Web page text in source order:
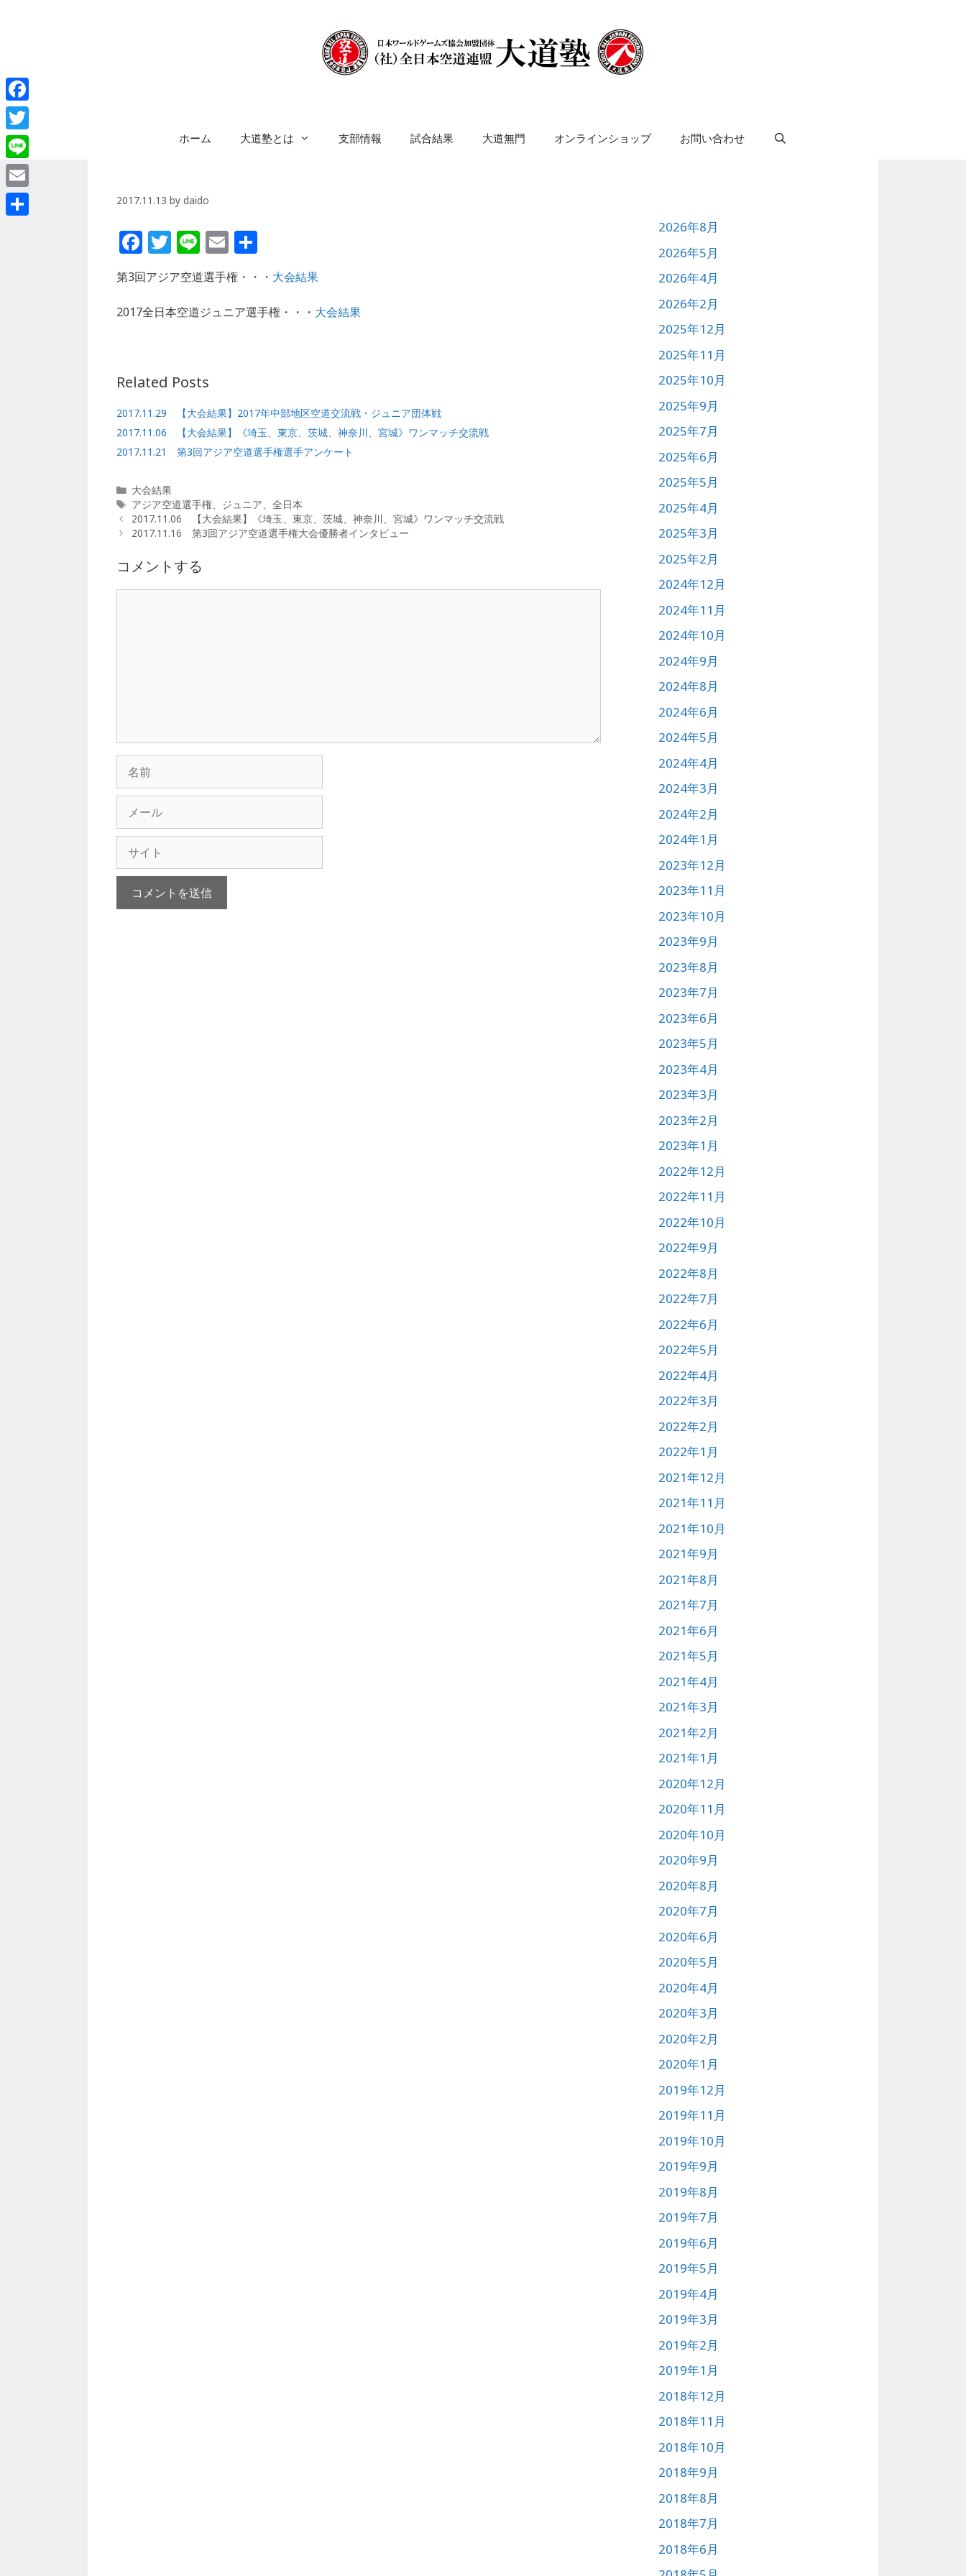
ツ
へ
ス
キ
ッ
プ
ホーム 大道塾とは 支部情報 試合結果 大道無門 オンラインショップ お問い合わせ
2017.11.13 by daido
F
a
c
e
o
k
T
w
itt
e
Li
n
e
E
m
ai
l
有
第3回アジア空道選手権・・・ 大会結果
2017全日本空道ジュニア選手権・・・ 大会結果
Related Posts
2017.11.29 【大会結果】2017年中部地区空道交流戦・ジュニア団体戦
2017.11.06 【大会結果】《埼玉、東京、茨城、神奈川、宮城》ワンマッチ交流戦
2017.11.21 第3回アジア空道選手権選手アンケート
カ
テ
ゴ
リ
大会結果
タ
グ
アジア空道選手権、 ジュニア、全日本
2017.11.06 【大会結果】《埼玉、東京、茨城、神奈川、宮城》ワンマッチ交流戦
2017.11.16 第3回アジア空道選手権大会優勝者インタビュー
コメントする
ル
ト
2026年8月
2026年5月
2026年4月
2026年2月
2025年12月
2025年11月
2025年10月
2025年9月
2025年7月
2025年6月
2025年5月
2025年4月
2025年3月
2025年2月
2024年12月
2024年11月
2024年10月
2024年9月
2024年8月
2024年6月
2024年5月
2024年4月
2024年3月
2024年2月
2024年1月
2023年12月
2023年11月
2023年10月
2023年9月
2023年8月
2023年7月
2023年6月
2023年5月
2023年4月
2023年3月
2023年2月
2023年1月
2022年12月
2022年11月
2022年10月
2022年9月
2022年8月
2022年7月
2022年6月
2022年5月
2022年4月
2022年3月
2022年2月
2022年1月
2021年12月
2021年11月
2021年10月
2021年9月
2021年8月
2021年7月
2021年6月
2021年5月
2021年4月
2021年3月
2021年2月
2021年1月
2020年12月
2020年11月
2020年10月
2020年9月
2020年8月
2020年7月
2020年6月
2020年5月
2020年4月
2020年3月
2020年2月
2020年1月
2019年12月
2019年11月
2019年10月
2019年9月
2019年8月
2019年7月
2019年6月
2019年5月
2019年4月
2019年3月
2019年2月
2019年1月
2018年12月
2018年11月
2018年10月
2018年9月
2018年8月
2018年7月
2018年6月
Facebook
Twitter
Line
Email